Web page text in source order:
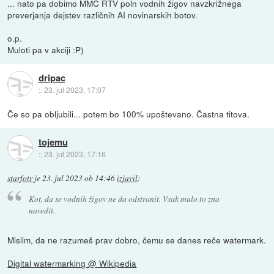
... nato pa dobimo MMC RTV poln vodnih žigov navzkrižnega
preverjanja dejstev različnih AI novinarskih botov.
o.p.
Muloti pa v akciji :P)
dripac
::23. jul 2023, 17:07
Če so pa obljubili... potem bo 100% upoštevano. Častna titova.
tojemu
::23. jul 2023, 17:16
starfotrje23. jul 2023 ob 14:46izjavil:
Kot, da se vodnih žigov ne da odstranit. Vsak mulo to zna
naredit.
Mislim, da ne razumeš prav dobro, čemu se danes reče watermark.
Digital watermarking @ Wikipedia